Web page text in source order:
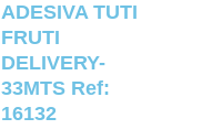
ADESIVA TUTI
FRUTI
DELIVERY-
33MTS Ref:
16132